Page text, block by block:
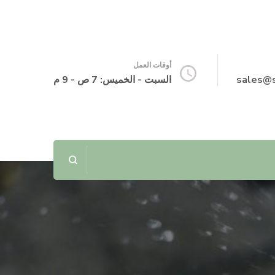
أوقات العمل
السبت - الخميس: 7 ص - 9 م